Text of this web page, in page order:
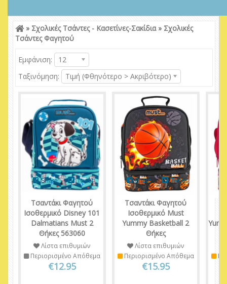
Είσοδος Εγγραφή
» Σχολικές Τσάντες - Κασετίνες-Σακίδια» Σχολικές
Τσάντες Φαγητού
Εμφάνιση:
12
Ταξινόμηση:
Τιμή (Φθηνότερο > Ακριβότερο)
Τσαντάκι Φαγητού
Ισοθερμικό Disney 101
Dalmatians Must 2
Θήκες 563060
Share Tweet
Λίστα επιθυμιών
Περιορισμένο Απόθεμα
€12.95
Τσαντάκι Φαγητού
Ισοθερμικό Must
Yummy Basketball 2
Θήκες
Share Tweet
Λίστα επιθυμιών
Περιορισμένο Απόθεμα
€15.95